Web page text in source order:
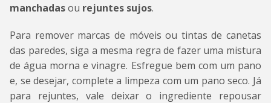
manchadasou rejuntes sujos.
Para remover marcas de móveis ou tintas de canetas
das paredes, siga a mesma regra de fazer uma mistura
de água morna e vinagre. Esfregue bem com um pano
e, se desejar, complete a limpeza com um pano seco. Já
para rejuntes, vale deixar o ingrediente repousar